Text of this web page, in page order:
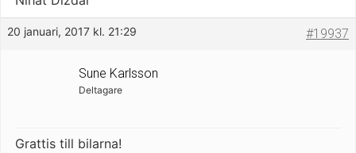
20 januari, 2017 kl. 21:29 #19937
Sune Karlsson
Deltagare
Grattis till bilarna!